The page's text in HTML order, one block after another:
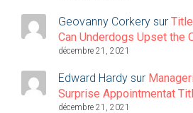
Geovanny Corkery sur
Can Underdogs Upset the
décembre 21, 2021
Edward Hardy sur
Surprise Appointmentat
décembre 21, 2021